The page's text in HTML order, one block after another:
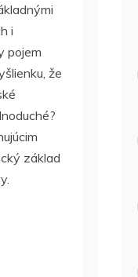
i
pojem
že
základ